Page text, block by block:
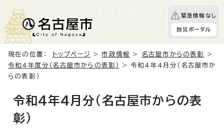
緊急情報なし
防災ポータル
現在の位置： トップページ >市政情報 > 名古屋市からの表彰
>
令和4年度分（名古屋市からの表彰）
> 令和4年4月分（名古屋市か
らの表彰）
令和4年4月分（名古屋市からの表
彰）